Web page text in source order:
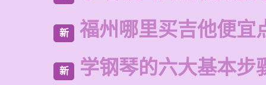
新 福州哪里买吉他便宜
新 学钢琴的六大基本步